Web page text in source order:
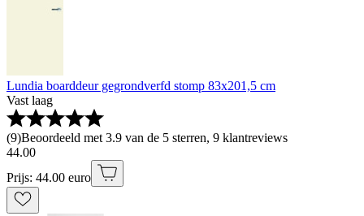
Lundia boarddeur gegrondverfd stomp 83x201,5 cm
Vast laag
(9)Beoordeeld met 3.9 van de 5 sterren, 9 klantreviews
44.00
Prijs: 44.00 euro